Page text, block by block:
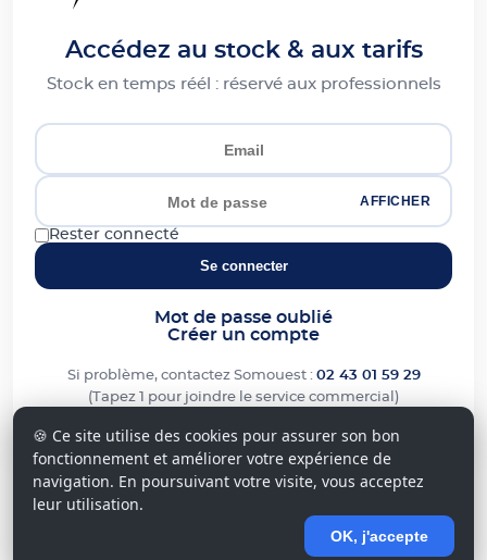
Accédez au stock & aux tarifs
Stock en temps réél : réservé aux professionnels
AFFICHER
Rester connecté
Se connecter
Mot de passe oublié
Créer un compte
Si problème, contactez Somouest : 02 43 01 59 29
(Tapez 1 pour joindre le service commercial)
🍪 Ce site utilise des cookies pour assurer son bon
fonctionnement et améliorer votre expérience de
navigation. En poursuivant votre visite, vous acceptez
leur utilisation.
OK, j'accepte